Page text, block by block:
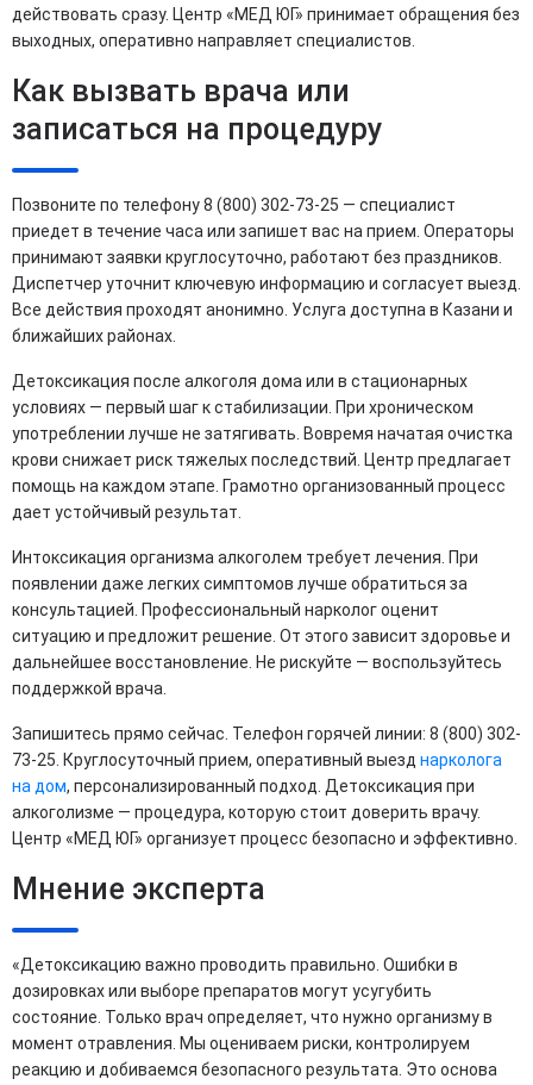
действовать сразу. Центр «МЕД ЮГ» принимает обращения без
выходных, оперативно направляет специалистов.
Как вызвать врача или
записаться на процедуру
Позвоните по телефону 8 (800) 302-73-25 — специалист
приедет в течение часа или запишет вас на прием. Операторы
принимают заявки круглосуточно, работают без праздников.
Диспетчер уточнит ключевую информацию и согласует выезд.
Все действия проходят анонимно. Услуга доступна в Казани и
ближайших районах.
Детоксикация после алкоголя дома или в стационарных
условиях — первый шаг к стабилизации. При хроническом
употреблении лучше не затягивать. Вовремя начатая очистка
крови снижает риск тяжелых последствий. Центр предлагает
помощь на каждом этапе. Грамотно организованный процесс
дает устойчивый результат.
Интоксикация организма алкоголем требует лечения. При
появлении даже легких симптомов лучше обратиться за
консультацией. Профессиональный нарколог оценит
ситуацию и предложит решение. От этого зависит здоровье и
дальнейшее восстановление. Не рискуйте — воспользуйтесь
поддержкой врача.
Запишитесь прямо сейчас. Телефон горячей линии: 8 (800) 302-
73-25. Круглосуточный прием, оперативный выезд нарколога
на дом, персонализированный подход. Детоксикация при
алкоголизме — процедура, которую стоит доверить врачу.
Центр «МЕД ЮГ» организует процесс безопасно и эффективно.
Мнение эксперта
«Детоксикацию важно проводить правильно. Ошибки в
дозировках или выборе препаратов могут усугубить
состояние. Только врач определяет, что нужно организму в
момент отравления. Мы оцениваем риски, контролируем
реакцию и добиваемся безопасного результата. Это основа